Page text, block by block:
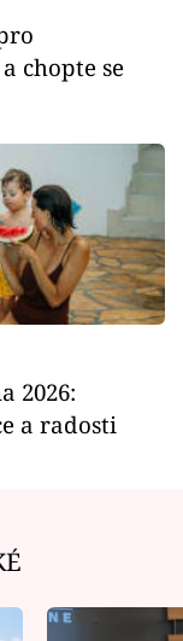
chopte se
2026:
a radosti